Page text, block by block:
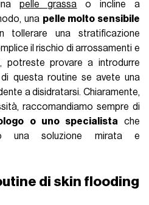
pelle grassa o incline a
una pelle molto sensibile
tollerare una stratificazione
il rischio di arrossamenti e
potreste provare a introdurre
questa routine se avete una
a disidratarsi. Chiaramente,
raccomandiamo sempre di
o uno specialistache
una soluzione mirata e
di skin flooding